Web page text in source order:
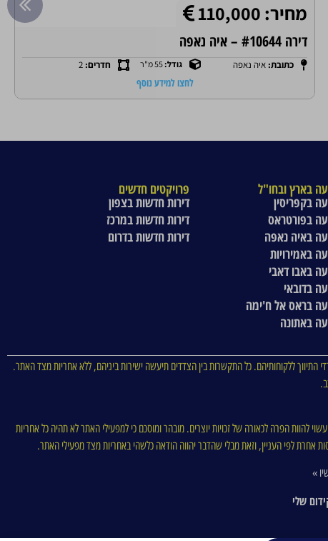
מחיר: 110,000
דירה #10644 – איה נאפה
כתובת: איה נאפה גודל:55 מ"ר חדרים:2
לחצו למידע נוסף
בארץ ובחו"ל
בקפריסין
בפורטראס
באיה נאפה
באמירויות
באבו דאבי
בדובאי
בראס אל ח'ימה
באתונה
פרויקטים חדשים
דירות חדשות בצפון
דירות חדשות במרכז
דירות חדשות בדרום
ללקוחותיהם. כל התקשרות בין הצדדים תיעשה ישירות ביניהם, ללא אחריות מצד האתר.
להוות הפרה לכאורה של זכויות יוצרים. מובהר ומוסכם כי למפעילי האתר לא תהיה כל אחריות
אחרת לפי העניין, וזאת מבלי שהדבר יהווה הודאה כלשהי באחריות מצד מפעילי האתר.
»
שלי